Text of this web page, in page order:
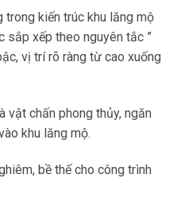
trong kiến trúc khu lăng mộ
sắp xếp theo nguyên tắc ”
vị trí rõ ràng từ cao xuống
vật chấn phong thủy, ngăn
khu lăng mộ.
bề thế cho công trình